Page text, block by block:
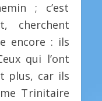
; c’est
cherchent
encore : ils
qui l’ont
plus, car ils
Trinitaire